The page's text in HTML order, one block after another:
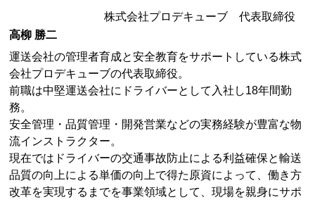
株式会社プロデキューブ 代表取締役
高柳 勝二
運送会社の管理者育成と安全教育をサポートしている株式
会社プロデキューブの代表取締役。
前職は中堅運送会社にドライバーとして入社し18年間勤
務。
安全管理・品質管理・開発営業などの実務経験が豊富な物
流インストラクター。
現在ではドライバーの交通事故防止による利益確保と輸送
品質の向上による単価の向上で得た原資によって、働き方
改革を実現するまでを事業領域として、現場を親身にサポ